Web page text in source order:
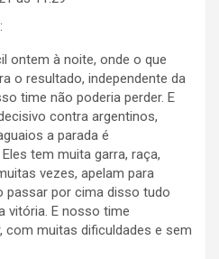
ontem à noite, onde o que
o resultado, independente da
time não poderia perder. E
contra argentinos,
a parada é
tem muita garra, raça,
vezes, apelam para
passar por cima disso tudo
vitória. E nosso time
com muitas dificuldades e sem